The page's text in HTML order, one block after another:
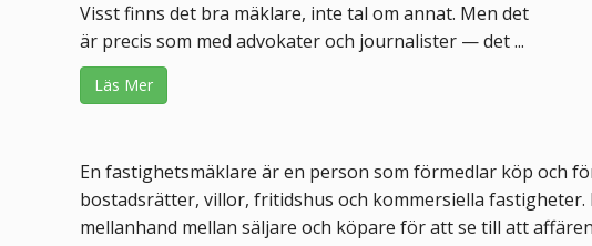
Visst finns det bra mäklare, inte tal om annat. Men det
är precis som med advokater och journalister — det ...
Läs Mer
En fastighetsmäklare är en person som förmedlar köp och
bostadsrätter, villor, fritidshus och kommersiella
mellanhand mellan säljare och köpare för att se till att